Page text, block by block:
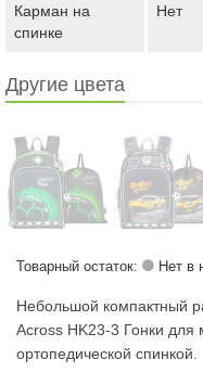
Карман на
спинке
Нет
Другие цвета
Товарный остаток: Нет в
Небольшой компактный
Across HK23-3 Гонки для
ортопедической спинкой.